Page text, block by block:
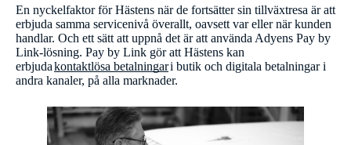
En nyckelfaktor för Hästens när de fortsätter sin tillväxtresa är att
erbjuda samma servicenivå överallt, oavsett var eller när kunden
handlar. Och ett sätt att uppnå det är att använda Adyens Pay by
Link-lösning. Pay by Link gör att Hästens kan
erbjudakontaktlösa betalningari butik och digitala betalningar i
andra kanaler, på alla marknader.